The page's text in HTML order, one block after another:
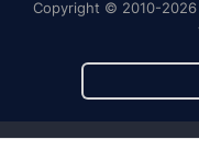
Copyright © 2010-2026